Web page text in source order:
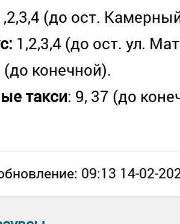
(до ост.
1,2,3,4 (до ост. ул.
(до конечной).
такси: 9, 37 (до
09:13 14-02-